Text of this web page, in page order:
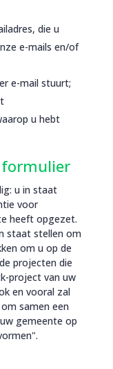
die u
e-mails en/of
e-mail stuurt;
u hebt
formulier
u in staat
voor
heeft opgezet.
staat stellen om
om u op de
projecten die
project van uw
en vooral zal
samen een
gemeente op